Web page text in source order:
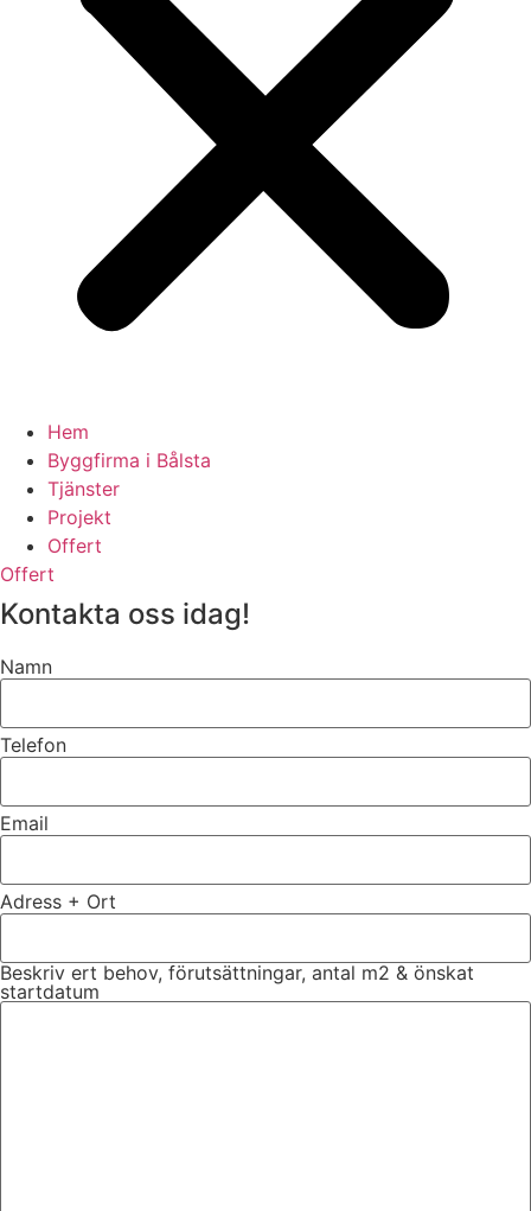
Hem
Byggfirma i Bålsta
Tjänster
Projekt
Offert
Offert
Kontakta oss idag!
Namn
Telefon
Email
Adress + Ort
Beskriv ert behov, förutsättningar, antal m2 & önskat
startdatum